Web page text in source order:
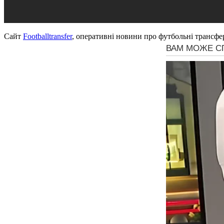
Сайт Footballtransfer, оперативні новини про футбольні